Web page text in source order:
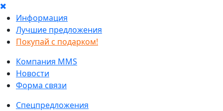
Информация
Лучшие предложения
Покупай с подарком!
Компания MMS
Новости
Форма связи
Спецпредложения